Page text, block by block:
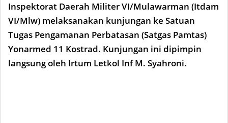
Inspektorat Daerah Militer VI/Mulawarman (Itdam
VI/Mlw) melaksanakan kunjungan ke Satuan
Tugas Pengamanan Perbatasan (Satgas Pamtas)
Yonarmed 11 Kostrad. Kunjungan ini dipimpin
langsung oleh Irtum Letkol Inf M. Syahroni.